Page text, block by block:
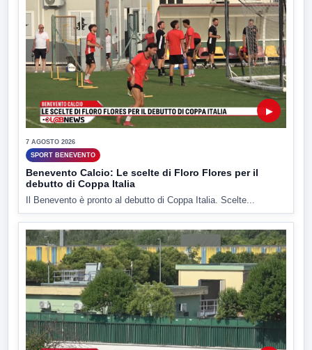
▶
7 AGOSTO 2026
SPORT BENEVENTO
Benevento Calcio: Le scelte di Floro Flores per il
debutto di Coppa Italia
Il Benevento è pronto al debutto di Coppa Italia. Scelte...